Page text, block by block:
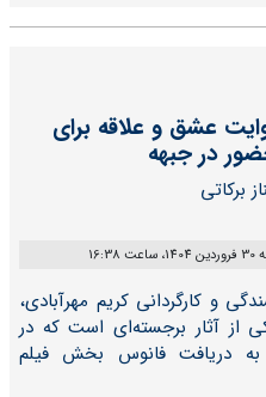
عشق و علاقه برای
در جبهه
برکاتی
16:38
و کارگردانی کریم مهرآبادی،
از آثار برجسته‌ای است که در
به دریافت فانوس بخش فیلم